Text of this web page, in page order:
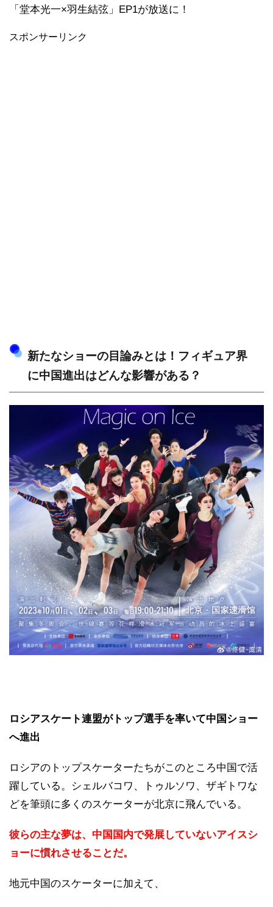
「堂本光一×羽生結弦」EP1が放送に！
スポンサーリンク
新たなショーの目論みとは！フィギュア界
に中国進出はどんな影響がある？
ロシアスケート連盟がトップ選手を率いて中国ショー
へ進出
ロシアのトップスケーターたちがこのところ中国で活
躍している。シェルバコワ、トゥルソワ、ザギトワな
どを筆頭に多くのスケーターが北京に飛んでいる。
彼らの主な夢は、中国国内で発展していないアイスシ
ョーに慣れさせることだ。
地元中国のスケーターに加えて、